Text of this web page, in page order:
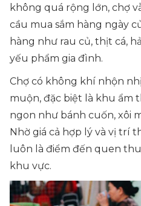
không quá rộng lớn, chợ
cầu mua sắm hàng ngày
hàng như rau củ, thịt cá,
yếu phẩm gia đình.
Chợ có không khí nhộn
muộn, đặc biệt là khu ẩm
ngon như bánh cuốn, xôi
Nhờ giá cả hợp lý và vị trí
luôn là điểm đến quen
khu vực.